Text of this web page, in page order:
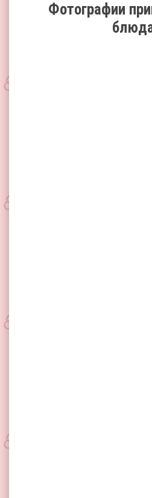
Фотографии